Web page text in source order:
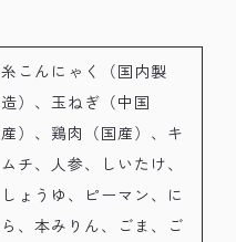
糸こんにゃく（国内製
造）、玉ねぎ（中国
産）、鶏肉（国産）、キ
ムチ、人参、しいたけ、
しょうゆ、ピーマン、に
ら、本みりん、ごま、ご